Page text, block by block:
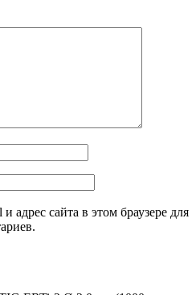
адрес сайта в этом браузере для